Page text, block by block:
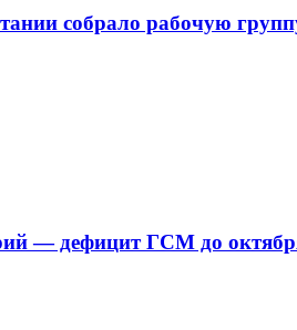
собрало рабочую
— дефицит ГСМ до